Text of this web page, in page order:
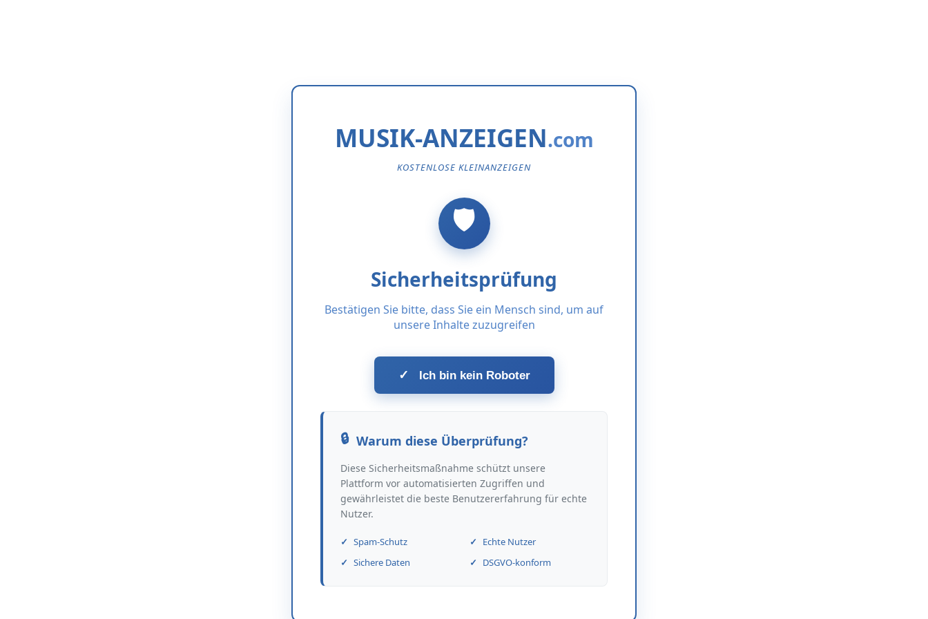
MUSIK-ANZEIGEN
KOSTENLOSE KLEINANZEIGEN
Sicherheitsprüfung
Bestätigen Sie bitte, dass Sie ein Mensch sind, um auf
unsere Inhalte zuzugreifen
✓ Ich bin kein Roboter
Warum diese Überprüfung?
Diese Sicherheitsmaßnahme schützt unsere
Plattform vor automatisierten Zugriffen und
gewährleistet die beste Benutzererfahrung für echte
Nutzer.
Spam-Schutz
Echte Nutzer
Sichere Daten
DSGVO-konform